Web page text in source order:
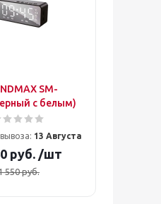
SM-
с белым)
13 Августа
руб. /шт
550руб.